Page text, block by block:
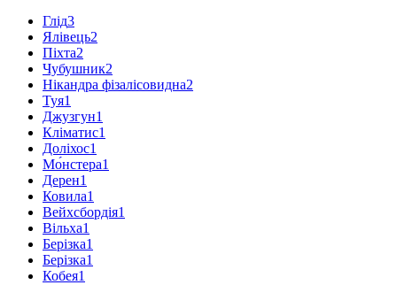
Глід3
Ялівець2
Піхта2
Чубушник2
Нікандра фізалісовидна2
Туя1
Джузгун1
Кліматис1
Доліхос1
Мо́нстера1
Дерен1
Ковила1
Вейхсбордія1
Вільха1
Берізка1
Берізка1
Кобея1